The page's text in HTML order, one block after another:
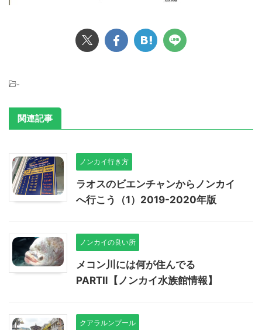
-
関連記事
ノンカイ行き方
ラオスのビエンチャンからノンカイ
へ行こう（1）2019-2020年版
ノンカイの良い所
メコン川には何が住んでる
PARTⅡ【ノンカイ水族館情報】
クアラルンプール